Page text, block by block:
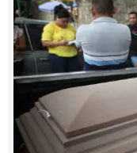
minutes,
46
seconds